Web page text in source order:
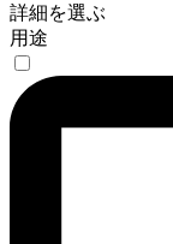
詳細を選ぶ
用途